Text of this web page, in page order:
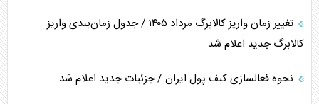
تغییر زمان واریز کالابرگ مرداد ۱۴۰۵ / جدول زمان‌بندی واریز
کالابرگ جدید اعلام شد
نحوه فعالسازی کیف پول ایران / جزئیات جدید اعلام شد